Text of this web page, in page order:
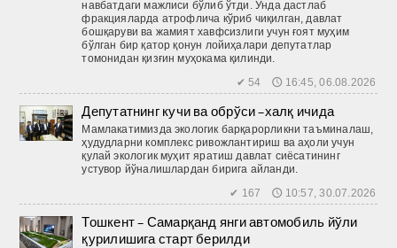
навбатдаги мажлиси бўлиб ўтди. Унда дастлаб
фракцияларда атрофлича кўриб чиқилган, давлат
бошқаруви ва жамият хавфсизлиги учун ғоят муҳим
бўлган бир қатор қонун лойиҳалари депутатлар
томонидан қизғин муҳокама қилинди.
✔ 54 🕔 16:45, 06.08.2026
Депутатнинг кучи ва обрўси –халқ ичида
Мамлакатимизда экологик барқарорликни таъминалаш,
ҳудудларни комплекс ривожлантириш ва аҳоли учун
қулай экологик муҳит яратиш давлат сиёсатининг
устувор йўналишлардан бирига айланди.
✔ 167 🕔 10:57, 30.07.2026
Тошкент – Самарқанд янги автомобиль йўли
қурилишига старт берилди